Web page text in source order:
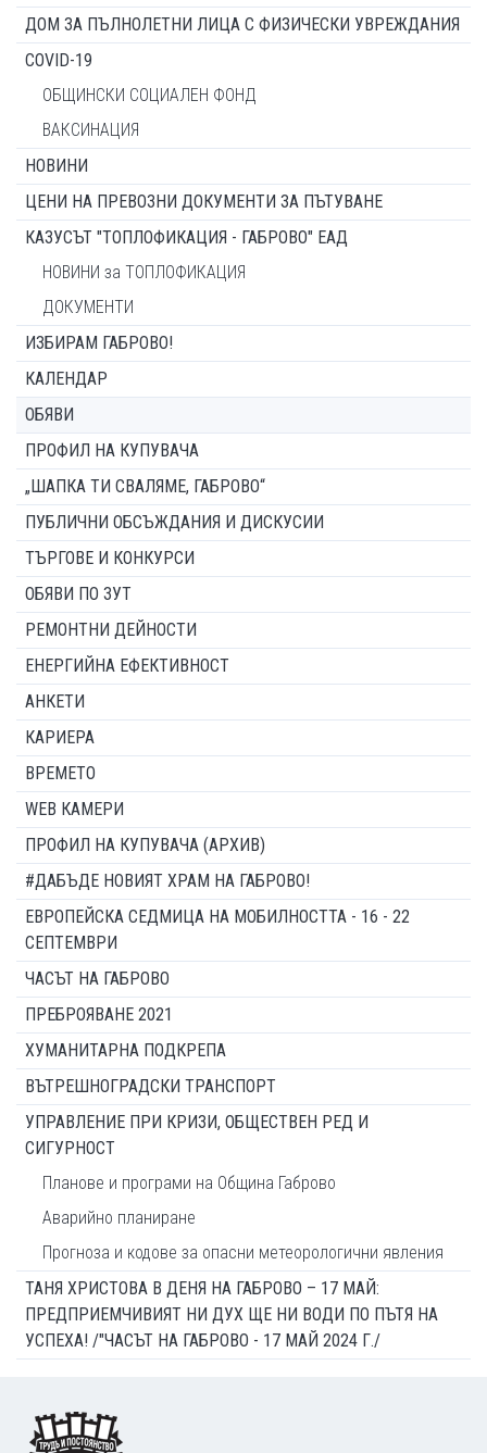
ДОМ ЗА ПЪЛНОЛЕТНИ ЛИЦА С ФИЗИЧЕСКИ УВРЕЖДАНИЯ
COVID-19
ОБЩИНСКИ СОЦИАЛЕН ФОНД
ВАКСИНАЦИЯ
НОВИНИ
ЦЕНИ НА ПРЕВОЗНИ ДОКУМЕНТИ ЗА ПЪТУВАНЕ
КАЗУСЪТ "ТОПЛОФИКАЦИЯ - ГАБРОВО" ЕАД
НОВИНИ за ТОПЛОФИКАЦИЯ
ДОКУМЕНТИ
ИЗБИРАМ ГАБРОВО!
КАЛЕНДАР
ОБЯВИ
ПРОФИЛ НА КУПУВАЧА
„ШАПКА ТИ СВАЛЯМЕ, ГАБРОВО“
ПУБЛИЧНИ ОБСЪЖДАНИЯ И ДИСКУСИИ
ТЪРГОВЕ И КОНКУРСИ
ОБЯВИ ПО ЗУТ
РЕМОНТНИ ДЕЙНОСТИ
ЕНЕРГИЙНА ЕФЕКТИВНОСТ
АНКЕТИ
КАРИЕРА
ВРЕМЕТО
WEB КАМЕРИ
ПРОФИЛ НА КУПУВАЧА (АРХИВ)
#ДАБЪДЕ НОВИЯТ ХРАМ НА ГАБРОВО!
ЕВРОПЕЙСКА СЕДМИЦА НА МОБИЛНОСТТА - 16 - 22
СЕПТЕМВРИ
ЧАСЪТ НА ГАБРОВО
ПРЕБРОЯВАНЕ 2021
ХУМАНИТАРНА ПОДКРЕПА
ВЪТРЕШНОГРАДСКИ ТРАНСПОРТ
УПРАВЛЕНИЕ ПРИ КРИЗИ, ОБЩЕСТВЕН РЕД И
СИГУРНОСТ
Планове и програми на Община Габрово
Аварийно планиране
Прогноза и кодове за опасни метеорологични явления
ТАНЯ ХРИСТОВА В ДЕНЯ НА ГАБРОВО – 17 МАЙ:
ПРЕДПРИЕМЧИВИЯТ НИ ДУХ ЩЕ НИ ВОДИ ПО ПЪТЯ НА
УСПЕХА! /"ЧАСЪТ НА ГАБРОВО - 17 МАЙ 2024 Г./
Footer